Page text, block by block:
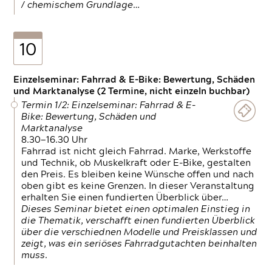
/ chemischem Grundlage…
10
Einzelseminar: Fahrrad & E-Bike: Bewertung, Schäden
und Marktanalyse (2 Termine, nicht einzeln buchbar)
Termin 1/2: Einzelseminar: Fahrrad & E-
Bike: Bewertung, Schäden und
Marktanalyse
8.30—16.30 Uhr
Fahrrad ist nicht gleich Fahrrad. Marke, Werkstoffe
und Technik, ob Muskelkraft oder E-Bike, gestalten
den Preis. Es bleiben keine Wünsche offen und nach
oben gibt es keine Grenzen. In dieser Veranstaltung
erhalten Sie einen fundierten Überblick über…
Dieses Seminar bietet einen optimalen Einstieg in
die Thematik, verschafft einen fundierten Überblick
über die verschiednen Modelle und Preisklassen und
zeigt, was ein seriöses Fahrradgutachten beinhalten
muss.